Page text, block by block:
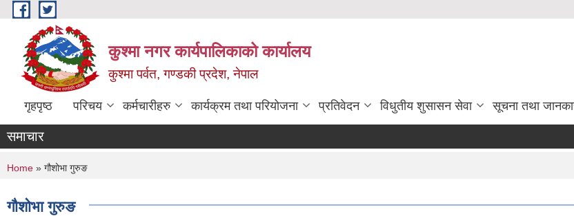
Skip to main content
कुश्मा नगर कार्यपालिकाको कार्यालय
कुश्मा पर्वत, गण्डकी प्रदेश, नेपाल
गृहपृष्ठ परिचय कर्मचारीहरु कार्यक्रम तथा परियोजना प्रतिवेदन विधुतीय शुसासन सेवा सूचना तथा
समाचार
You are here
Home » गौशोभा गुरुङ
गौशोभा गुरुङ